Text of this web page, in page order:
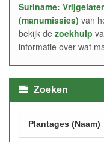
Suriname:
(manumissies) van
bekijk de zoekhulp
informatie over wat
Zoeken
Plantages (Naam)